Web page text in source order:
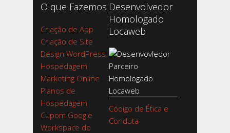
O que Fazemos
Criação de App
Criação de Site
Design WordPress
Hospedagem
Marketing Online
Planos de
Hospedagem
Cupom Google
Workspace do
Desenvolvedor
Homologado
Locaweb
Código de Ética e
Conduta